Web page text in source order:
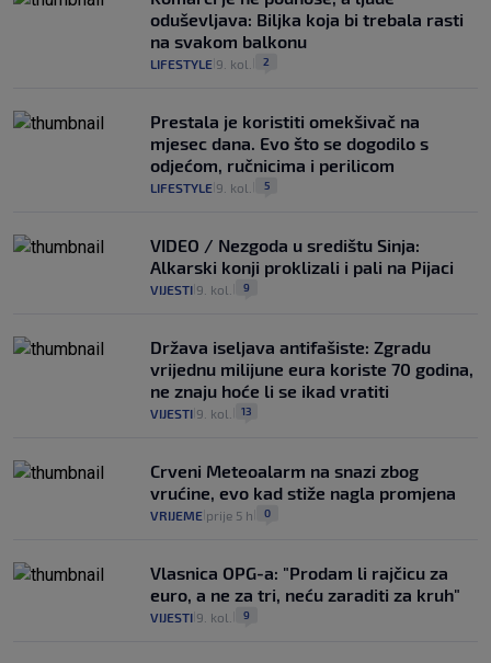
oduševljava: Biljka koja bi trebala rasti
na svakom balkonu
LIFESTYLE 9. kol. 2
Prestala je koristiti omekšivač na
mjesec dana. Evo što se dogodilo s
odjećom, ručnicima i perilicom
LIFESTYLE 9. kol. 5
VIDEO / Nezgoda u središtu Sinja:
Alkarski konji proklizali i pali na Pijaci
VIJESTI 9. kol. 9
Država iseljava antifašiste: Zgradu
vrijednu milijune eura koriste 70 godina,
ne znaju hoće li se ikad vratiti
VIJESTI 9. kol. 13
Crveni Meteoalarm na snazi zbog
vrućine, evo kad stiže nagla promjena
VRIJEME prije 5 h 0
Vlasnica OPG-a: "Prodam li rajčicu za
euro, a ne za tri, neću zaraditi za kruh"
VIJESTI 9. kol. 9